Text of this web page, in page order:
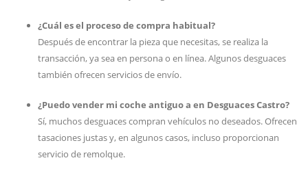
¿Cuál es el proceso de compra habitual?
Después de encontrar la pieza que necesitas, se realiza la
transacción, ya sea en persona o en línea. Algunos desguaces
también ofrecen servicios de envío.
¿Puedo vender mi coche antiguo a en Desguaces Castro?
Sí, muchos desguaces compran vehículos no deseados. Ofrecen
tasaciones justas y, en algunos casos, incluso proporcionan
servicio de remolque.